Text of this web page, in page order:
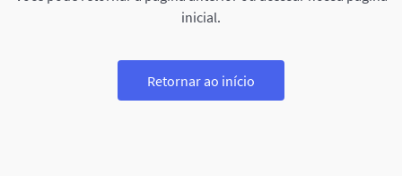
inicial.
Retornar ao início